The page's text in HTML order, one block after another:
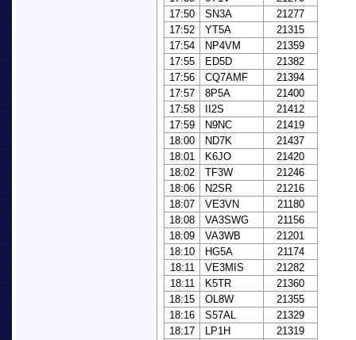
17:50
SN3A
21277
17:52
YT5A
21315
17:54
NP4VM
21359
17:55
ED5D
21382
17:56
CQ7AMF
21394
17:57
8P5A
21400
17:58
II2S
21412
17:59
N9NC
21419
18:00
ND7K
21437
18:01
K6JO
21420
18:02
TF3W
21246
18:06
N2SR
21216
18:07
VE3VN
21180
18:08
VA3SWG
21156
18:09
VA3WB
21201
18:10
HG5A
21174
18:11
VE3MIS
21282
18:11
K5TR
21360
18:15
OL8W
21355
18:16
S57AL
21329
18:17
LP1H
21319